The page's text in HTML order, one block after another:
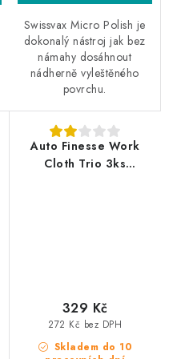
Swissvax Micro Polish je
dokonalý nástroj jak bez
námahy dosáhnout
nádherně vyleštěného
povrchu.
Auto Finesse Work
Cloth Trio 3ks
Skladem do 10
272 Kč bez DPH
329 Kč